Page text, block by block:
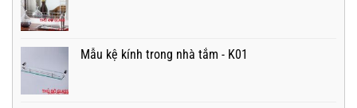
Mẫu kệ kính trong nhà tắm - K01